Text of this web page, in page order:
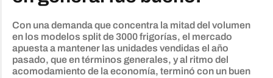
Contacto
Con una demanda que concentra la mitad del volumen
en los modelos split de 3000 frigorías, el mercado
apuesta a mantener las unidades vendidas el año
pasado, que en términos generales, y al ritmo del
acomodamiento de la economía, terminó con un buen